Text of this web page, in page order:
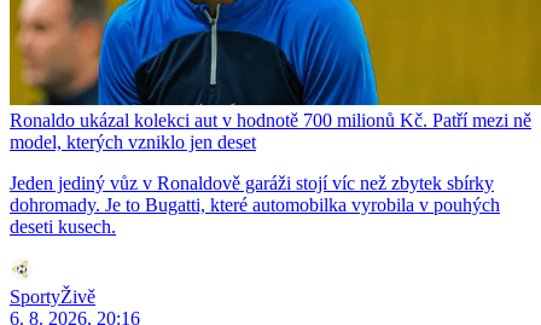
Ronaldo ukázal kolekci aut v hodnotě 700 milionů Kč. Patří mezi ně
model, kterých vzniklo jen deset
Jeden jediný vůz v Ronaldově garáži stojí víc než zbytek sbírky
dohromady. Je to Bugatti, které automobilka vyrobila v pouhých
deseti kusech.
SportyŽivě
6. 8. 2026, 20:16